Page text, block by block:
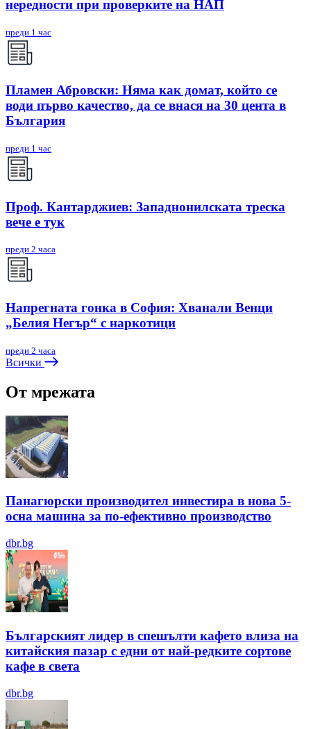
нередности при проверките на НАП
преди 1 час
Пламен Абровски: Няма как домат, който се
води първо качество, да се внася на 30 цента в
България
преди 1 час
Проф. Кантарджиев: Западнонилската треска
вече е тук
преди 2 часа
Напрегната гонка в София: Хванали Венци
„Белия Негър“ с наркотици
преди 2 часа
Всички
От мрежата
Панагюрски производител инвестира в нова 5-
осна машина за по-ефективно производство
dbr.bg
Българският лидер в спешълти кафето влиза на
китайския пазар с едни от най-редките сортове
кафе в света
dbr.bg